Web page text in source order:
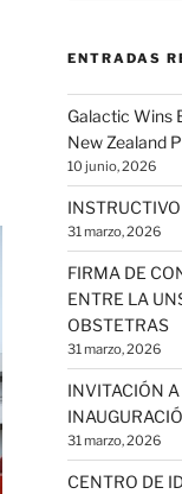
ENTRADAS
Galactic Wins
New Zealand
10 junio, 2026
31 marzo, 2026
FIRMA DE
ENTRE LA
OBSTETRAS
31 marzo, 2026
INVITACIÓN
31 marzo, 2026
CENTRO DE